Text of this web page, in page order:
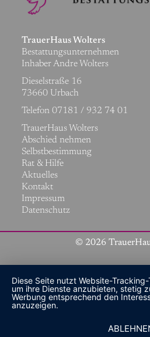
TrauerHaus Wolters
Bestattungsunternehmen
Inhaber Andre Wolters
Dieselstraße 16
73660 Urbach
Telefon 07181 / 932 74 01
Navigation
überspringen
TrauerHaus Wolters
Abschied nehmen
Selbstbestimmung
Rat & Hilfe
Aktuelles
Kontakt
Impressum
Datenschutz
© 2026
Diese Seite nutzt Website-
um ihre Dienste anzubieten, stetig
Werbung entsprechend den
anzuzeigen.